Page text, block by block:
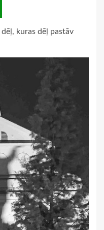
kuras dēļ pastāv